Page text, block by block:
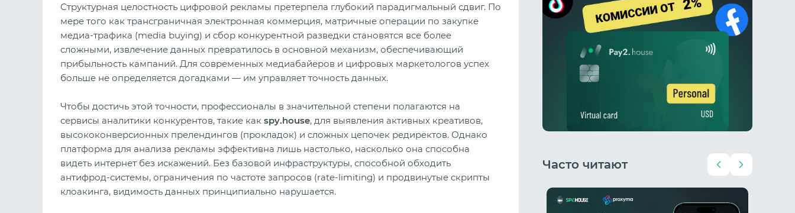
Структурная целостность цифровой рекламы претерпела глубокий парадигмальный сдвиг. По
мере того как трансграничная электронная коммерция, матричные операции по закупке
медиа-трафика (media buying) и сбор конкурентной разведки становятся все более
сложными, извлечение данных превратилось в основной механизм, обеспечивающий
прибыльность кампаний. Для современных медиабайеров и цифровых маркетологов успех
больше не определяется догадками — им управляет точность данных.
Чтобы достичь этой точности, профессионалы в значительной степени полагаются на
сервисы аналитики конкурентов, такие как spy.house, для выявления активных креативов,
высококонверсионных прелендингов (прокладок) и сложных цепочек редиректов. Однако
платформа для анализа рекламы эффективна лишь настолько, насколько она способна
видеть интернет без искажений. Без базовой инфраструктуры, способной обходить
антифрод-системы, ограничения по частоте запросов (rate-limiting) и продвинутые скрипты
клоакинга, видимость данных принципиально нарушается.
Часто читают